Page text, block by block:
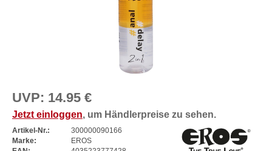
UVP: 14.95 €
Jetzt einloggen, um Händlerpreise zu sehen.
Artikel-Nr.:
300000090166
Marke:
EROS